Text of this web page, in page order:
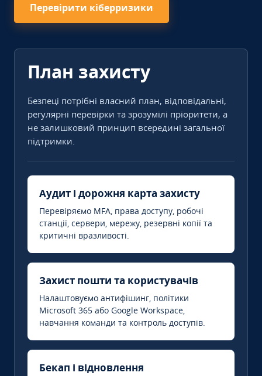
Перевірити кіберризики
План захисту
Безпеці потрібні власний план, відповідальні,
регулярні перевірки та зрозумілі пріоритети, а
не залишковий принцип всередині загальної
підтримки.
Аудит і дорожня карта захисту
Перевіряємо MFA, права доступу, робочі
станції, сервери, мережу, резервні копії та
критичні вразливості.
Захист пошти та користувачів
Налаштовуємо антифішинг, політики
Microsoft 365 або Google Workspace,
навчання команди та контроль доступів.
Бекап і відновлення